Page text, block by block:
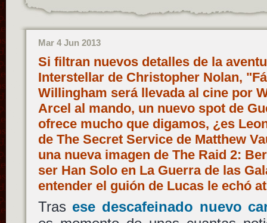
Mar 4 Jun 2013
Si filtran nuevos detalles de la
Interstellar de Christopher Nolan,
Willingham será llevada al cine por
Arcel al mando, un nuevo spot de
ofrece mucho que digamos, ¿es
de The Secret Service de Matthew
una nueva imagen de The Raid 2:
ser Han Solo en La Guerra de las
entender el guión de Lucas le echó
Tras ese descafeinado nuevo